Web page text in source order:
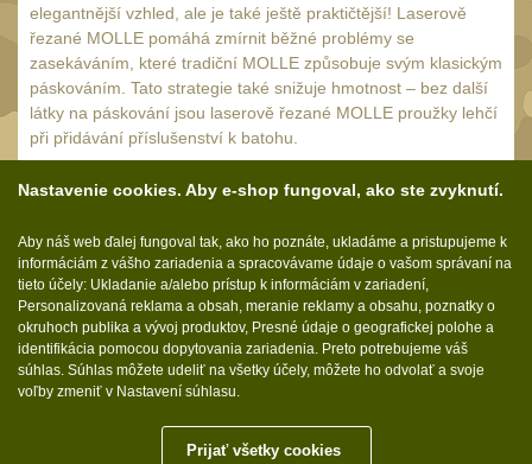
elegantnější vzhled, ale je také ještě praktičtější! Laserově
řezané MOLLE pomáhá zmírnit běžné problémy se
zasekáváním, které tradiční MOLLE způsobuje svým klasickým
páskováním. Tato strategie také snižuje hmotnost – bez další
látky na páskování jsou laserově řezané MOLLE proužky lehčí
při přidávání příslušenství k batohu.
klasické MOLLE, bude záviset na osobních preferencích; oba
poskytnout stejný výsledek.
Sledujte nás:
Nastavenie cookies. Aby e-shop fungoval, ako ste zvyknutí.
Aby náš web ďalej fungoval tak, ako ho poznáte, ukladáme a pristupujeme k
informáciám z vášho zariadenia a spracovávame údaje o vašom správaní na
tieto účely: Ukladanie a/alebo prístup k informáciám v zariadení,
Personalizovaná reklama a obsah, meranie reklamy a obsahu, poznatky o
okruhoch publika a vývoj produktov, Presné údaje o geografickej polohe a
identifikácia pomocou dopytovania zariadenia. Preto potrebujeme váš
súhlas. Súhlas môžete udeliť na všetky účely, môžete ho odvolať a svoje
voľby zmeniť v Nastavení súhlasu.
Prijať všetky cookies